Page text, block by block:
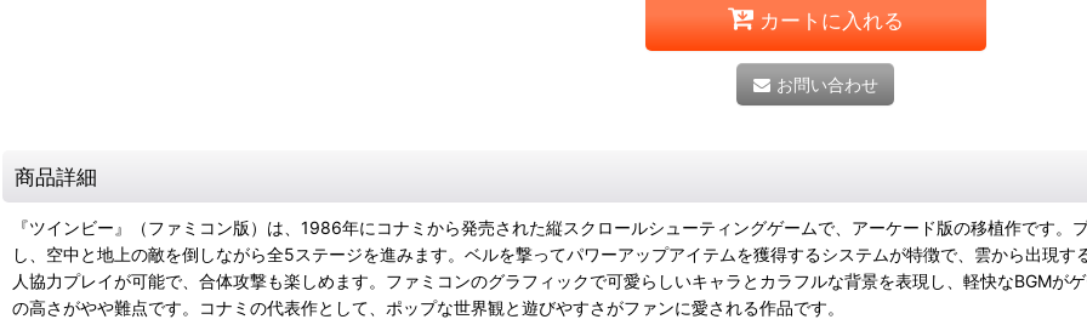
カートに入れる
お問い合わせ
商品詳細
『ツインビー』（ファミコン版）は、1986年にコナミから発売された縦スクロールシューティングゲームで、アーケード版の移植作です
し、空中と地上の敵を倒しながら全5ステージを進みます。ベルを撃ってパワーアップアイテムを獲得するシステムが特徴で、雲から出現
人協力プレイが可能で、合体攻撃も楽しめます。ファミコンのグラフィックで可愛らしいキャラとカラフルな背景を表現し、軽快なBGMが
の高さがやや難点です。コナミの代表作として、ポップな世界観と遊びやすさがファンに愛される作品です。